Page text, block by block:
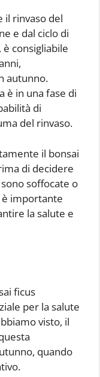
rinvaso del
e dal ciclo di
consigliabile
autunno.
è in una fase di
di
del rinvaso.
il bonsai
di decidere
soffocate o
è importante
la salute e
ficus
per la salute
visto, il
quando